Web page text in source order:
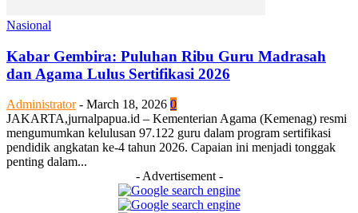
Nasional
Kabar Gembira: Puluhan Ribu Guru Madrasah
dan Agama Lulus Sertifikasi 2026
Administrator - March 18, 2026 0
JAKARTA,jurnalpapua.id – Kementerian Agama (Kemenag) resmi
mengumumkan kelulusan 97.122 guru dalam program sertifikasi
pendidik angkatan ke-4 tahun 2026. Capaian ini menjadi tonggak
penting dalam...
- Advertisement -